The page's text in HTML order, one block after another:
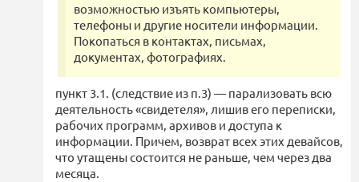
возможностью изъять компьютеры,
телефоны и другие носители информации.
Покопаться в контактах, письмах,
документах, фотографиях.
пункт 3.1. (следствие из п.3) — парализовать всю
деятельность «свидетеля», лишив его переписки,
рабочих программ, архивов и доступа к
информации. Причем, возврат всех этих девайсов,
что утащены состоится не раньше, чем через два
месяца.